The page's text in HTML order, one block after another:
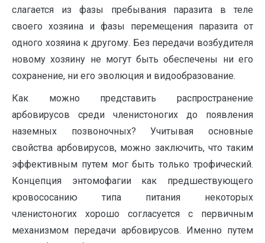
слагается из фазы пребывания паразита в теле
своего хозяина и фазы перемещения паразита от
одного хозяина к другому. Без передачи возбудителя
новому хозяину не могут быть обеспечены ни его
сохранение, ни его эволюция и видообразование.
Как можно представить распространение
арбовирусов среди членистоногих до появления
наземных позвоночных? Учитывая основные
свойства арбовирусов, можно заключить, что таким
эффективным путем мог быть только трофический.
Концепция энтомофагии как предшествующего
кровососанию типа питания некоторых
членистоногих хорошо согласуется с первичным
механизмом передачи арбовирусов. Именно путем